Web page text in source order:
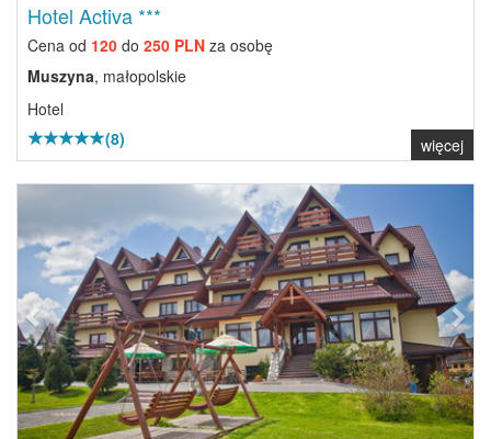
Hotel Activa ***
Cena od 120 do 250 PLN za osobę
Muszyna, małopolskie
Hotel
(8)
więcej